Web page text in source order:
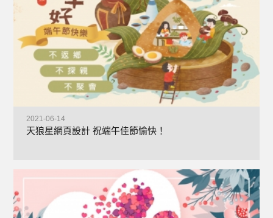
2021-06-14
天狼星網頁設計 祝端午佳節愉快！
+